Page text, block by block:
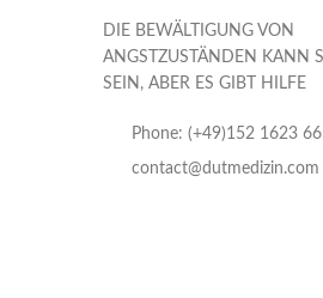
DIE BEWÄLTIGUNG VON
ANGSTZUSTÄNDEN KANN
SEIN, ABER ES GIBT HILFE
Phone: (+49)152 1623
contact@dutmedizin.com